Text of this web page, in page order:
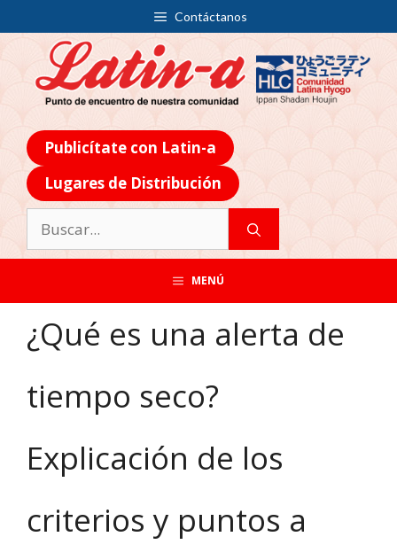
Contáctanos
Publicítate con Latin-a
Lugares de Distribución
MENÚ
¿Qué es una alerta de
tiempo seco?
Explicación de los
criterios y puntos a